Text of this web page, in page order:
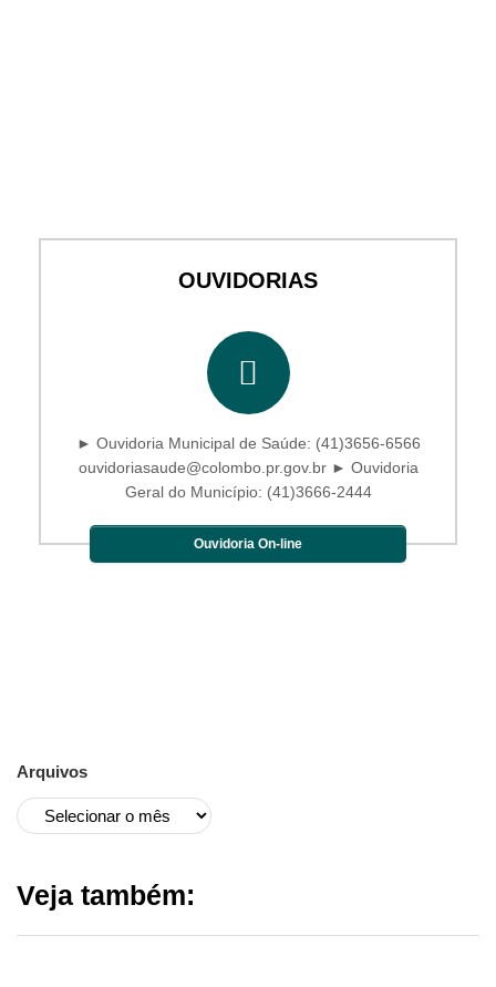
OUVIDORIAS
► Ouvidoria Municipal de Saúde: (41)3656-6566
ouvidoriasaude@colombo.pr.gov.br ► Ouvidoria
Geral do Município: (41)3666-2444
Ouvidoria On-line
Arquivos
Veja também: